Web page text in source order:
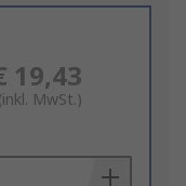
19,43
(inkl. MwSt.)